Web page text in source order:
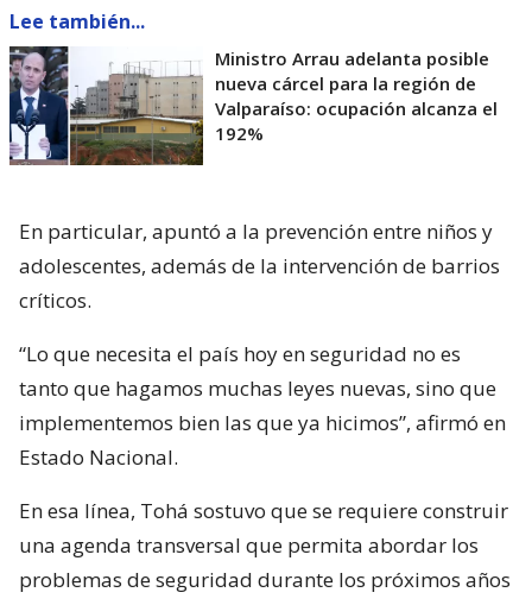
Lee también...
Ministro Arrau adelanta posible
nueva cárcel para la región de
Valparaíso: ocupación alcanza el
192%
En particular, apuntó a la prevención entre niños y
adolescentes, además de la intervención de barrios
críticos.
“Lo que necesita el país hoy en seguridad no es
tanto que hagamos muchas leyes nuevas, sino que
implementemos bien las que ya hicimos”, afirmó en
Estado Nacional.
En esa línea, Tohá sostuvo que se requiere construir
una agenda transversal que permita abordar los
problemas de seguridad durante los próximos años